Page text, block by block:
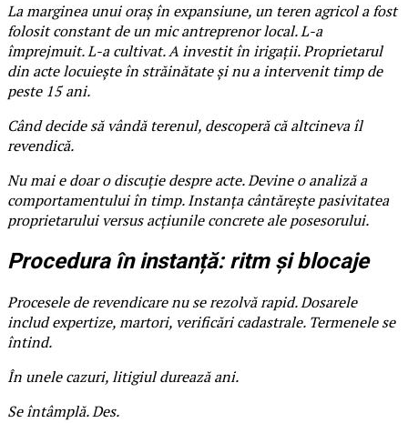
La marginea unui oraș în expansiune, un teren agricol a fost
folosit constant de un mic antreprenor local. L-a
împrejmuit. L-a cultivat. A investit în irigații. Proprietarul
din acte locuiește în străinătate și nu a intervenit timp de
peste 15 ani.
Când decide să vândă terenul, descoperă că altcineva îl
revendică.
Nu mai e doar o discuție despre acte. Devine o analiză a
comportamentului în timp. Instanța cântărește pasivitatea
proprietarului versus acțiunile concrete ale posesorului.
Procedura în instanță: ritm și blocaje
Procesele de revendicare nu se rezolvă rapid. Dosarele
includ expertize, martori, verificări cadastrale. Termenele se
întind.
În unele cazuri, litigiul durează ani.
Se întâmplă. Des.